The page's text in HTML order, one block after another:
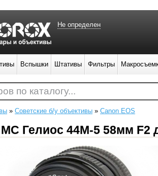
» Советские б/у объективы » Canon EOS
Гелиос 44М-5 58мм F2
Не определен
Вспышки Штативы Фильтры
по каталогу...